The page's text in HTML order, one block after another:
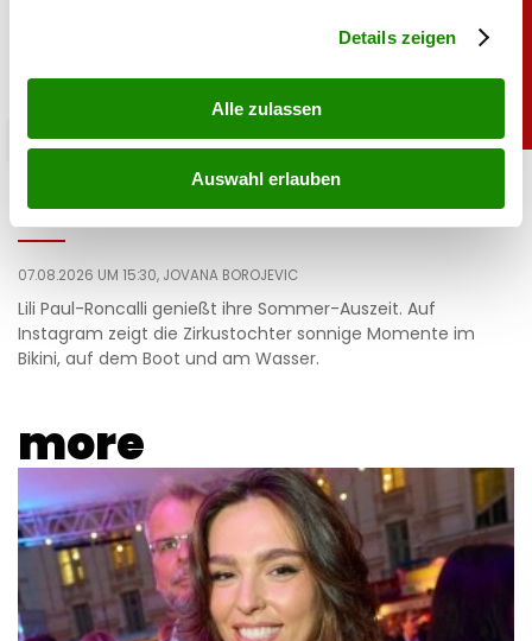
Details zeigen
Alle zulassen
Auswahl erlauben
promitalk
Lili Paul-Roncalli ganz privat: So sieht man sie
nur selten
07.08.2026 UM 15:30, JOVANA BOROJEVIC
Lili Paul-Roncalli genießt ihre Sommer-Auszeit. Auf
Instagram zeigt die Zirkustochter sonnige Momente im
Bikini, auf dem Boot und am Wasser.
more